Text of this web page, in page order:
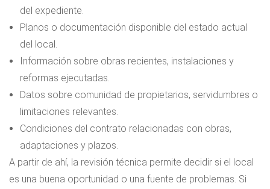
del expediente.
Planos o documentación disponible del estado actual
del local.
Información sobre obras recientes, instalaciones y
reformas ejecutadas.
Datos sobre comunidad de propietarios, servidumbres o
limitaciones relevantes.
Condiciones del contrato relacionadas con obras,
adaptaciones y plazos.
A partir de ahí, la revisión técnica permite decidir si el local
es una buena oportunidad o una fuente de problemas. Si